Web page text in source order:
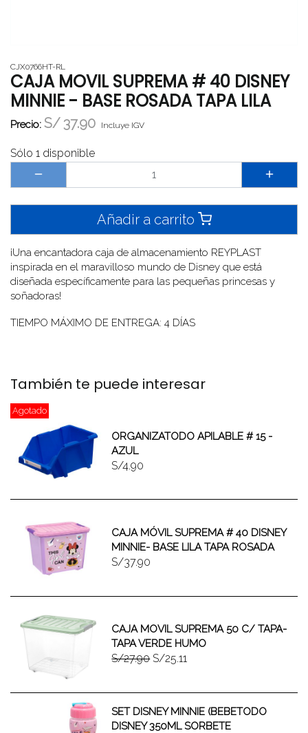
CJX0766HT-RL
CAJA MOVIL SUPREMA # 40 DISNEY
MINNIE - BASE ROSADA TAPA LILA
Precio: S/ 37.90 Incluye IGV
Sólo 1 disponible
Añadir a carrito
¡Una encantadora caja de almacenamiento REYPLAST
inspirada en el maravilloso mundo de Disney que está
diseñada específicamente para las pequeñas princesas y
soñadoras!
TIEMPO MÁXIMO DE ENTREGA: 4 DÍAS
También te puede interesar
Agotado
ORGANIZATODO APILABLE # 15 -
AZUL
S/4.90
CAJA MÓVIL SUPREMA # 40 DISNEY
MINNIE- BASE LILA TAPA ROSADA
S/37.90
CAJA MOVIL SUPREMA 50 C/ TAPA-
TAPA VERDE HUMO
S/27.90S/25.11
SET DISNEY MINNIE (BEBETODO
DISNEY 350ML SORBETE